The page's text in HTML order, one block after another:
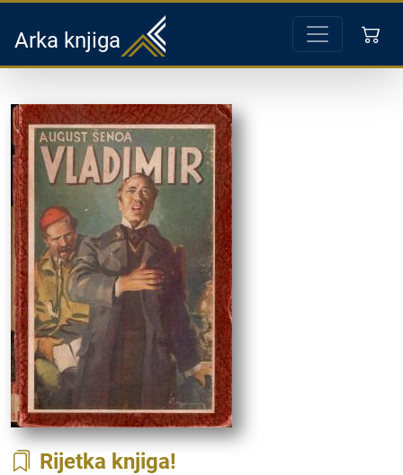
Arka knjiga
Rijetka knjiga